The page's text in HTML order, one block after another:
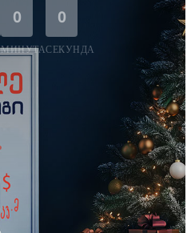
0
МИНУТА
0
СЕКУНДА